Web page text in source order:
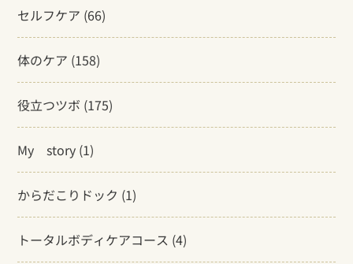
セルフケア (66)
体のケア (158)
役立つツボ (175)
My story (1)
からだこりドック (1)
トータルボディケアコース (4)